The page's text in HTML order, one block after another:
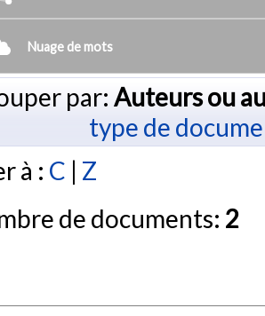
Nuage de mots
par: Auteurs ou
type de
à : C | Z
de documents: 2